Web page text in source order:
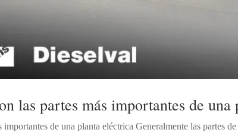
las partes más importantes de
importantes de una planta eléctrica Generalmente las partes